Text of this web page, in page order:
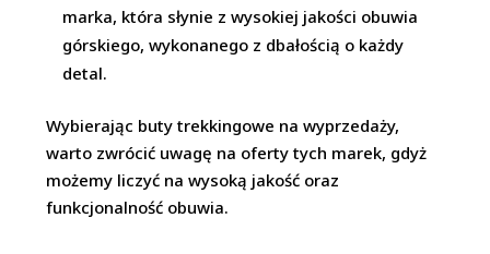
marka, która słynie z wysokiej jakości obuwia
górskiego, wykonanego z dbałością o każdy
detal.
Wybierając buty trekkingowe na wyprzedaży,
warto zwrócić uwagę na oferty tych marek, gdyż
możemy liczyć na wysoką jakość oraz
funkcjonalność obuwia.